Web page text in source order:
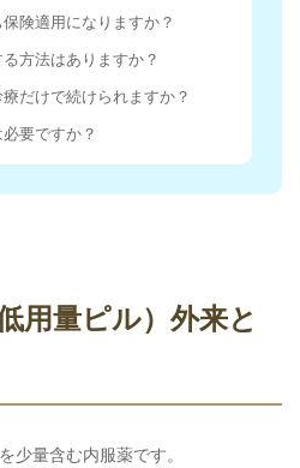
険適用になりますか？
方法はありますか？
だけで続けられますか？
要ですか？
用量ピル）外来と
少量含む内服薬です。